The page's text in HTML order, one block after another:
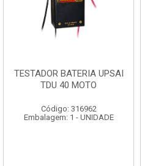
TESTADOR BATERIA UPSAI
TDU 40 MOTO
Código: 316962
Embalagem: 1 - UNIDADE